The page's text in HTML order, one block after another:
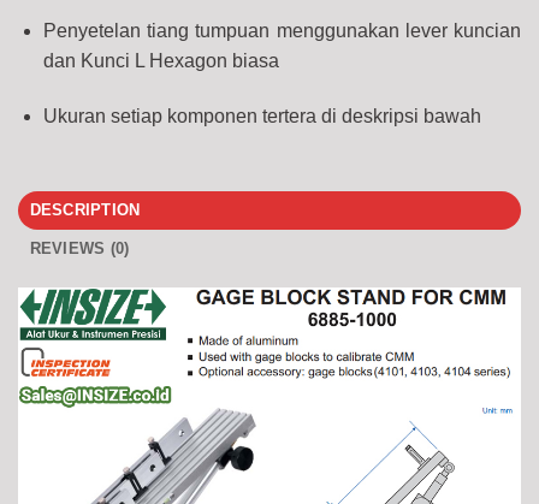
Penyetelan tiang tumpuan menggunakan lever kuncian
dan Kunci L Hexagon biasa
Ukuran setiap komponen tertera di deskripsi bawah
DESCRIPTION
REVIEWS (0)